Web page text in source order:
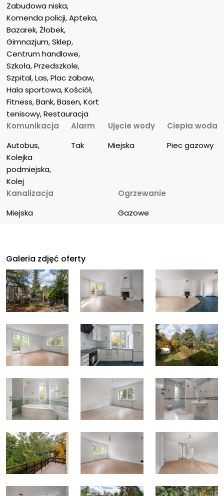
Zabudowa niska,
Komenda policji, Apteka,
Bazarek, Żłobek,
Gimnazjum, Sklep,
Centrum handlowe,
Szkoła, Przedszkole,
Szpital, Las, Plac zabaw,
Hala sportowa, Kościół,
Fitness, Bank, Basen, Kort
tenisowy, Restauracja
Komunikacja
Autobus,
Kolejka
podmiejska,
Kolej
Alarm
Tak
Ujęcie wody
Miejska
Ciepła woda
Piec gazowy
Kanalizacja
Miejska
Ogrzewanie
Gazowe
Galeria zdjęć oferty